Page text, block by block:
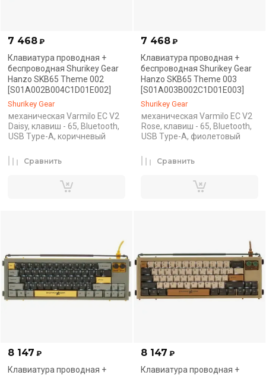
7 468 ₽
Клавиатура проводная +
беспроводная Shurikey Gear
Hanzo SKB65 Theme 002
[S01A002B004C1D01E002]
Shurikey Gear
механическая Varmilo EC V2
Daisy, клавиш - 65, Bluetooth,
USB Type-A, коричневый
Сравнить
7 468 ₽
Клавиатура проводная +
беспроводная Shurikey Gear
Hanzo SKB65 Theme 003
[S01A003B002C1D01E003]
Shurikey Gear
механическая Varmilo EC V2
Rose, клавиш - 65, Bluetooth,
USB Type-A, фиолетовый
Сравнить
8 147 ₽
Клавиатура проводная +
8 147 ₽
Клавиатура проводная +